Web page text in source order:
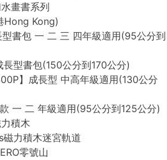
畫書系列
Hong Kong)
型書包 一 二 三 四年級適用(95公分到
長型書包(150公分到170公分)
】成長型 中高年級適用(130公分
款 一 二 年級適用(95公分到125公分)
積木
力積木迷宮軌道
零號山